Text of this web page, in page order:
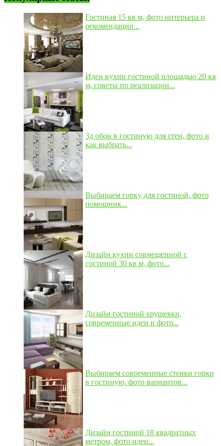
Гостиная 15 кв м, фото интерьера и
рекомендации...
Идеи кухни гостиной площадью 20 кв
м, советы по реализации...
3д обои в гостиную для стен, фото и
как выбрать...
Выбираем горку для гостиной, фото
помощник...
Дизайн кухни совмещенной с
гостиной 30 кв м, фото...
Дизайн гостиной хрущевки,
современные идеи и фото...
Выбираем современные стенки горки
в гостиную, фото вариантов...
Дизайн гостиной 18 квадратных
метром, фото идеи...